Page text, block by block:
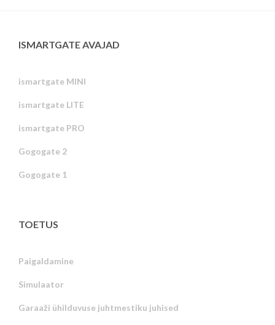
ISMARTGATE AVAJAD
ismartgate MINI
ismartgate LITE
ismartgate PRO
Gogogate 2
Gogogate 1
TOETUS
Paigaldamine
Simulaator
Garaaži ühilduvuse juhtmestiku juhised